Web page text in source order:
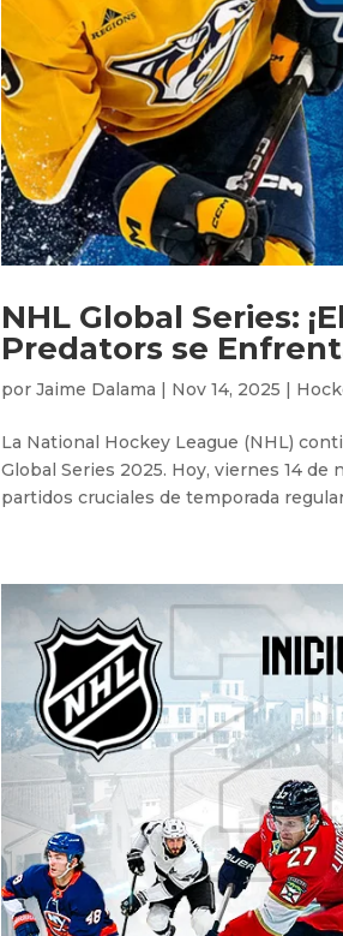
NHL Global Series:
Predators se
porJaime Dalama | Nov 14, 2025 |
La National Hockey League (NHL)
Global Series 2025. Hoy, viernes 14
partidos cruciales de temporada